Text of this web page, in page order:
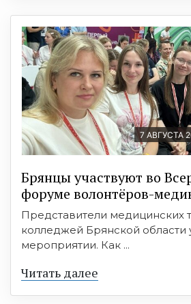
7 АВГУСТА
Брянцы участвуют во
форуме волонтёров-
Представители медицинских
колледжей Брянской области
мероприятии. Как ...
Читать далее